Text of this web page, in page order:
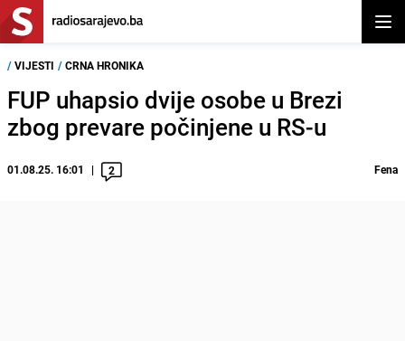
/ VIJESTI / CRNA HRONIKA
FUP uhapsio dvije osobe u Brezi
zbog prevare počinjene u RS-u
01.08.25. 16:01 2 Fena